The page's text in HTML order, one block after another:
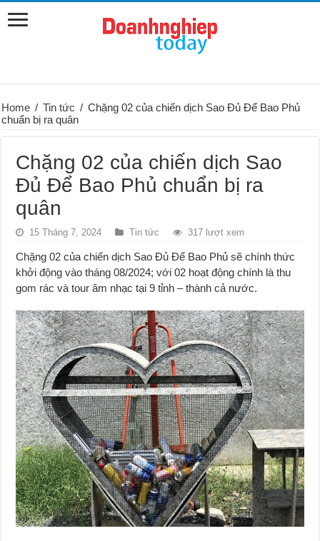
Home / Tin tức / Chặng 02 của chiến dịch Sao Đủ Để Bao Phủ
chuẩn bị ra quân
Chặng 02 của chiến dịch Sao
Đủ Để Bao Phủ chuẩn bị ra
quân
15 Tháng 7, 2024 Tin tức 317 lượt xem
Chặng 02 của chiến dịch Sao Đủ Để Bao Phủ sẽ chính thức
khởi động vào tháng 08/2024; với 02 hoạt động chính là thu
gom rác và tour âm nhạc tại 9 tỉnh – thành cả nước.